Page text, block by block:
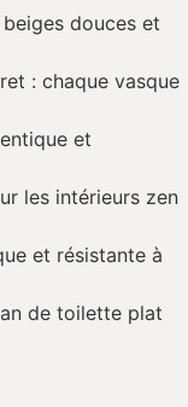
douces et
: chaque vasque
et
les intérieurs zen
et résistante à
de toilette plat